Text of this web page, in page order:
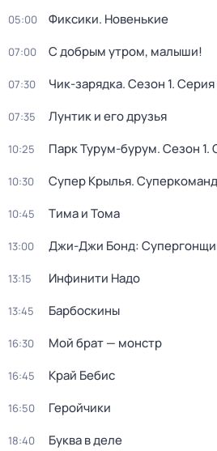
05:00 Фиксики. Новенькие
07:00 С добрым утром, малыши!
07:30 Чик-зарядка. Сезон 1.
07:35 Лунтик и его друзья
10:25 Парк Турум-бурум. Сезон 1.
10:30 Супер Крылья.
10:45 Тима и Тома
13:00 Джи-Джи Бонд:
13:15 Инфинити Надо
13:45 Барбоскины
16:30 Мой брат — монстр
16:45 Край Бебис
16:50 Геройчики
18:40 Буква в деле